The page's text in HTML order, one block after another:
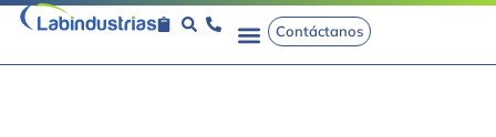
Contáctanos